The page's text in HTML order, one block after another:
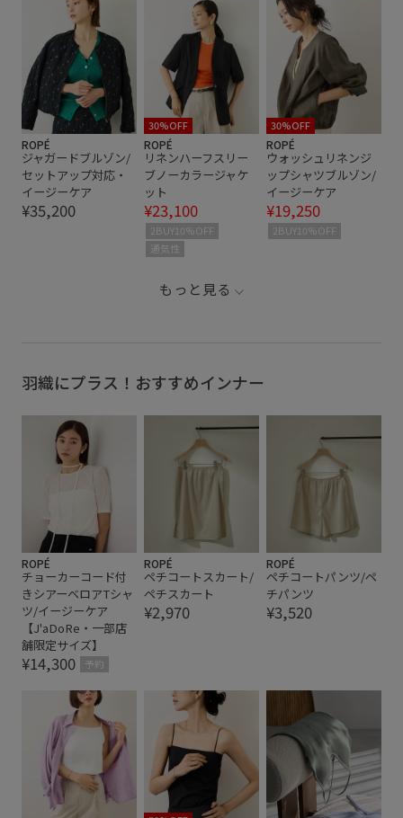
ROPÉ
ジャガードブルゾン/
セットアップ対応・
イージーケア
¥35,200
30%OFF
ROPÉ
リネンハーフスリー
ブノーカラージャケ
ット
¥23,100
2BUY10%OFF
通気性
30%OFF
ROPÉ
ウォッシュリネンジ
ップシャツブルゾン/
イージーケア
¥19,250
2BUY10%OFF
もっと見る
羽織にプラス！おすすめインナー
ROPÉ
チョーカーコード付
きシアーベロアTシャ
ツ/イージーケア
【J'aDoRe・一部店
舗限定サイズ】
¥14,300 予約
ROPÉ
ペチコートスカート/
ペチスカート
¥2,970
ROPÉ
ペチコートパンツ/ペ
チパンツ
¥3,520